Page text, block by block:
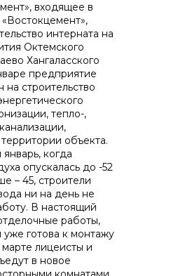
50
входящее в
интерната на
Октемского
Хангаласского
предприятие
на строительство
тепло-,
объекта.
когда
опускалась до -52
– 45, строители
ни на день не
В настоящий
работы,
готова к монтажу
лицеисты и
в новое